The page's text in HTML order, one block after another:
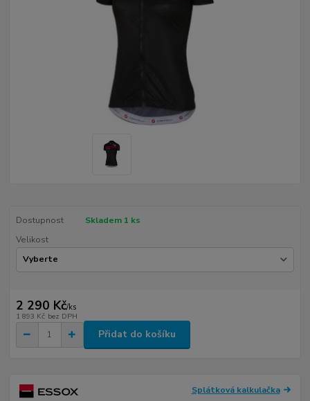
Dostupnost
Skladem 1 ks
Velikost
2 290 Kč/ks
1 893 Kč bez DPH
Přidat do košíku
Splátková kalkulačka